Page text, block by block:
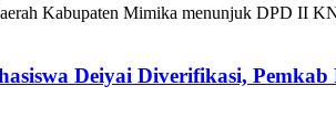
Kabupaten Mimika menunjuk DPD II
Deiyai Diverifikasi, Pemkab